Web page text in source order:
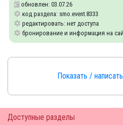
Доступные разделы
обновлен: 03.07.26
код раздела: smo.event.8333
редактировать: нет доступа
бронирование и информация на
Показать /